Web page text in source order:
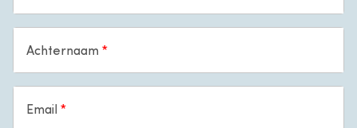
Achternaam
Email